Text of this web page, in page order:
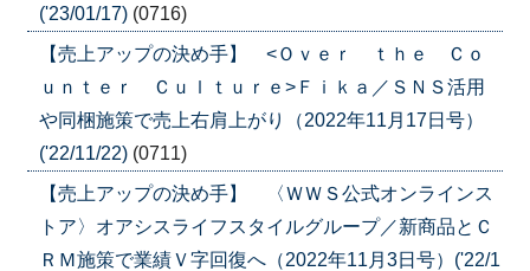
('23/01/17) (0716)
【売上アップの決め手】 <Ｏｖｅｒ ｔｈｅ Ｃｏ
ｕｎｔｅｒ Ｃｕｌｔｕｒｅ>Ｆｉｋａ／ＳＮＳ活用
や同梱施策で売上右肩上がり（2022年11月17日号）
('22/11/22) (0711)
【売上アップの決め手】 〈ＷＷＳ公式オンラインス
トア〉オアシスライフスタイルグループ／新商品とＣ
ＲＭ施策で業績Ｖ字回復へ（2022年11月3日号）('22/1